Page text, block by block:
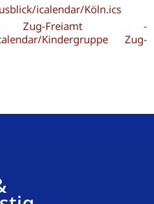
icalendar/Köln.ics
Zug-Freiamt -
Kindergruppe Zug-